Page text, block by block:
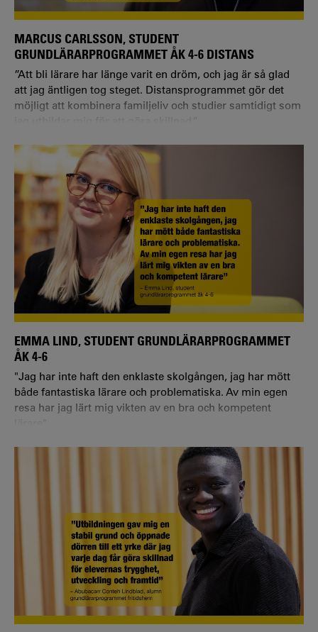
MARCUS CARLSSON, STUDENT
GRUNDLÄRARPROGRAMMET ÅK 4-6 DISTANS
”Att bli lärare har länge varit en dröm, och jag är så glad
att jag äntligen tog steget. Distansprogrammet gör det
möjligt att kombinera familjeliv och studier samtidigt som
EMMA LIND, STUDENT GRUNDLÄRARPROGRAMMET
ÅK 4-6
"Jag har inte haft den enklaste skolgången, jag har mött
både fantastiska lärare och problematiska. Av min egen
resa har jag lärt mig vikten av en bra och kompetent
Vilket program och eventuell inriktning läser du?
– Jag läser grundlärarprogrammet årskurs 4-6.